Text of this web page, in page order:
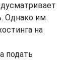
Однако им
на
подать